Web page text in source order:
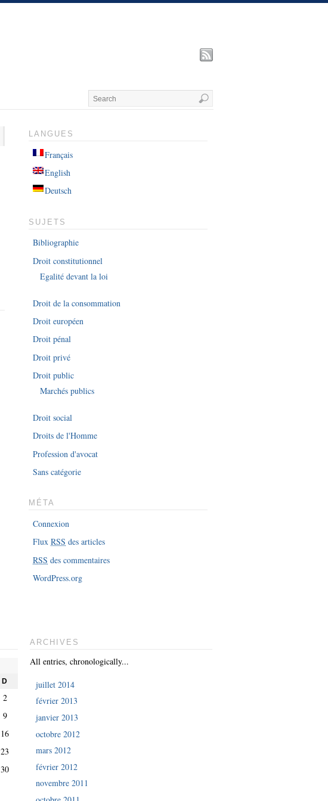
LANGUES
Français
English
Deutsch
SUJETS
Bibliographie
Droit constitutionnel
Egalité devant la loi
Droit de la consommation
Droit européen
Droit pénal
Droit privé
Droit public
Marchés publics
Droit social
Droits de l'Homme
Profession d'avocat
Sans catégorie
MÉTA
Connexion
FluxRSS des articles
RSS des commentaires
WordPress.org
D
2
9
16
23
30
ARCHIVES
All entries, chronologically...
juillet 2014
février 2013
janvier 2013
octobre 2012
mars 2012
février 2012
novembre 2011